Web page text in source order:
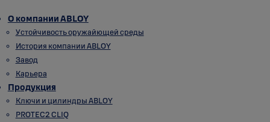
О компании ABLOY
Устойчивость оружайющей среды
История компании ABLOY
Завод
Карьера
Продукция
Ключи и цилиндры ABLOY
PROTEC2 CLIQ